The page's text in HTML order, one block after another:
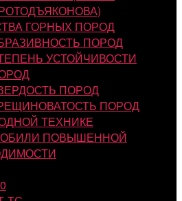
ГОРНЫХ ПОРОД
ПОРОД
УСТОЙЧИВОСТИ
ПОРОД
ПОРОД
ТЕХНИКЕ
ПОВЫШЕННОЙ